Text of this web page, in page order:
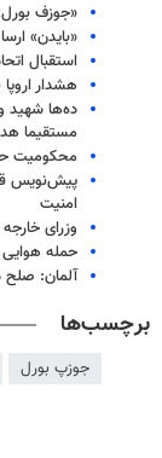
«جوزف
«بایدن»
استقبال
هشدار
ده‌ها شهید
مستقیما
محکومیت
پیش‌نویس
امنیت
وزرای
حمله هوایی
آلمان: صلح
برچسب‌ها
جوزپ بورل